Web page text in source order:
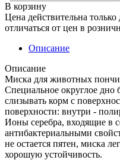
В корзину
Цена действительна
отличаться от цен в
Описание
Описание
Миска для животных
Специальное округлое дно
слизывать корм с
поверхности: внутри -
Ионы серебра, входящие в
антибактериальными
не остается пятен, миска
хорошую устойчивость.